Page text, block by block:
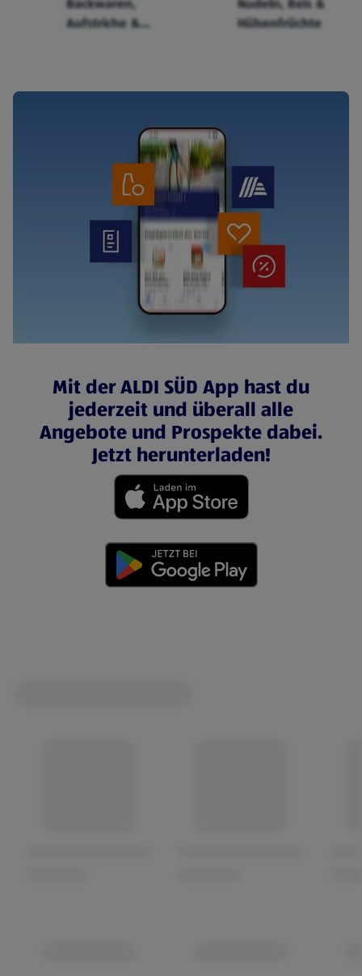
Aufstriche &
Hülsenfrüchte
Mit der ALDI SÜD App hast du
jederzeit und überall alle
Angebote und Prospekte dabei.
Jetzt herunterladen!